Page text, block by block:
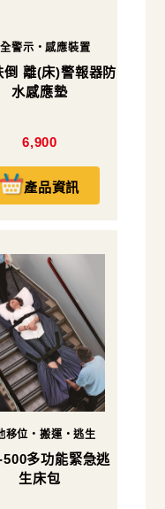
警示・感應裝置
倒 離(床)警報器防
水感應墊
6,900
產品資訊
移位・搬運・逃生
500多功能緊急逃
生床包